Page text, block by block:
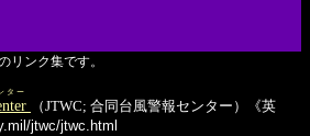
リンク集です。
ター
（JTWC; 合同台風警報センター）《英
jtwc/jtwc.html